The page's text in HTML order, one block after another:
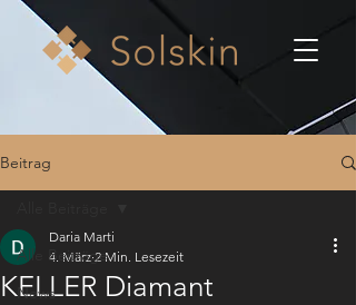
Beitrag
Alle Beiträge
News
KELLER Diamant
Daria Marti
4. März 2 Min. Lesezeit